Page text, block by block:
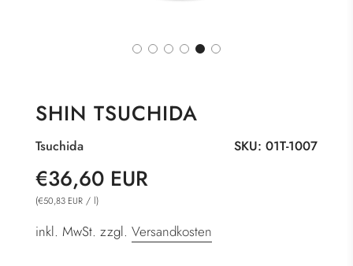
SHIN TSUCHIDA
SKU: 01T-1007
Tsuchida
Sonderpreis
Normaler
Preis
€36,60 EUR
(€50,83 EUR / l)
inkl. MwSt. zzgl. Versandkosten